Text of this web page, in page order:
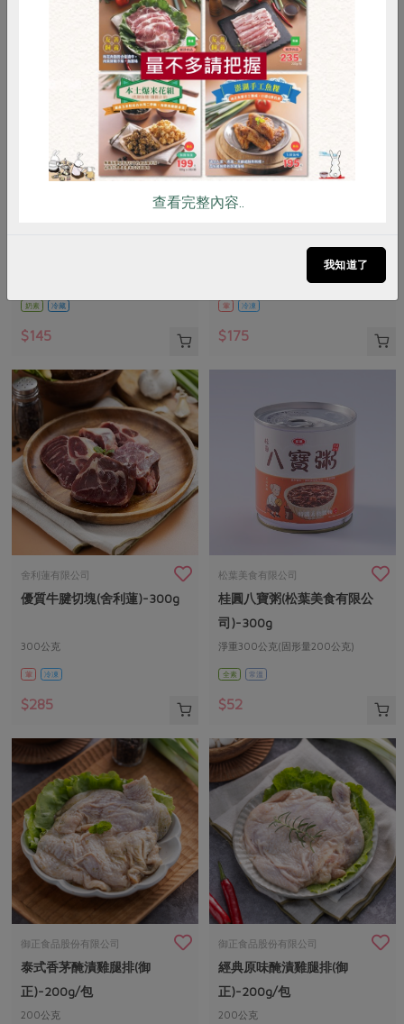
奶素 冷藏
$145
保證責任花蓮縣肉品運銷合作社
225公克(固形物200公克)
葷 冷凍
$175
舍利蓮有限公司
優質牛腱切塊(舍利蓮)-300g
300公克
葷 冷凍
$285
松葉美食有限公司
桂圓八寶粥(松葉美食有限公
司)-300g
淨重300公克(固形量200公克)
全素 常溫
$52
御正食品股份有限公司
泰式香茅醃漬雞腿排(御
正)-200g/包
200公克
御正食品股份有限公司
經典原味醃漬雞腿排(御
正)-200g/包
200公克
RPET 食譜 減硝酸鹽
雞蛋 食安 共同購買
查看完整內容..
我知道了